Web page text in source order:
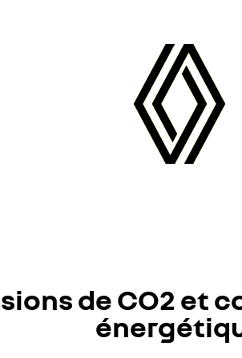
de CO2 et